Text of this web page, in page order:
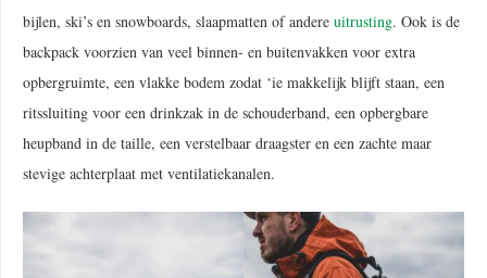
bijlen, ski’s en snowboards, slaapmatten of andere uitrusting. Ook is de
backpack voorzien van veel binnen- en buitenvakken voor extra
opbergruimte, een vlakke bodem zodat ‘ie makkelijk blijft staan, een
ritssluiting voor een drinkzak in de schouderband, een opbergbare
heupband in de taille, een verstelbaar draagster en een zachte maar
stevige achterplaat met ventilatiekanalen.